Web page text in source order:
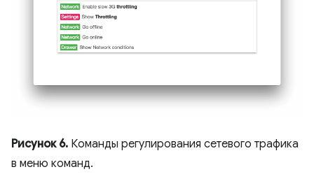
Рисунок 6. Команды регулирования сетевого трафика
в меню команд.